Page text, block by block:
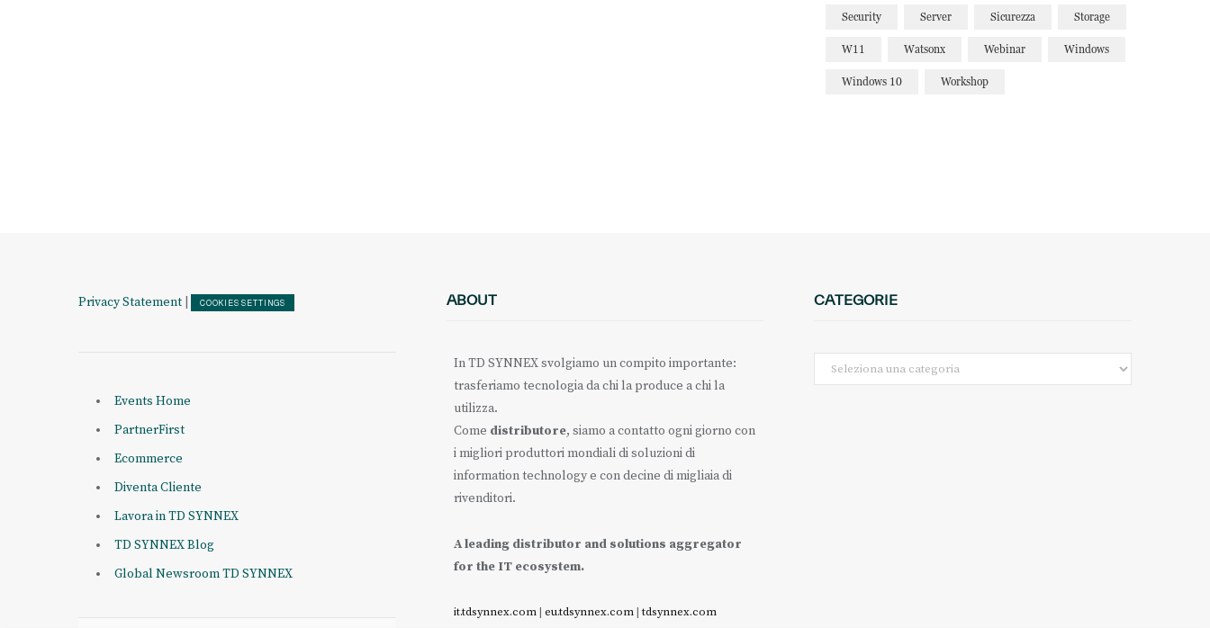
Security Server Sicurezza Storage
W11 Watsonx Webinar Windows
Windows 10 Workshop
Privacy Statement COOKIES SETTINGS
Events Home
PartnerFirst
Ecommerce
Diventa Cliente
Lavora in TD SYNNEX
TD SYNNEX Blog
Global Newsroom TD SYNNEX
ABOUT
In TD SYNNEX svolgiamo un compito importante:
trasferiamo tecnologia da chi la produce a chi la
utilizza.
Come distributore, siamo a contatto ogni giorno con
i migliori produttori mondiali di soluzioni di
information technology e con decine di migliaia di
rivenditori.
A leading distributor and solutions aggregator
for the IT ecosystem.
it.tdsynnex.com| eu.tdsynnex.com|tdsynnex.com
CATEGORIE
Categorie